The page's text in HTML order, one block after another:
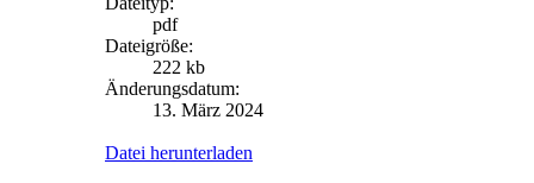
pdf
Dateigröße:
222 kb
Änderungsdatum:
13. März 2024
Datei herunterladen